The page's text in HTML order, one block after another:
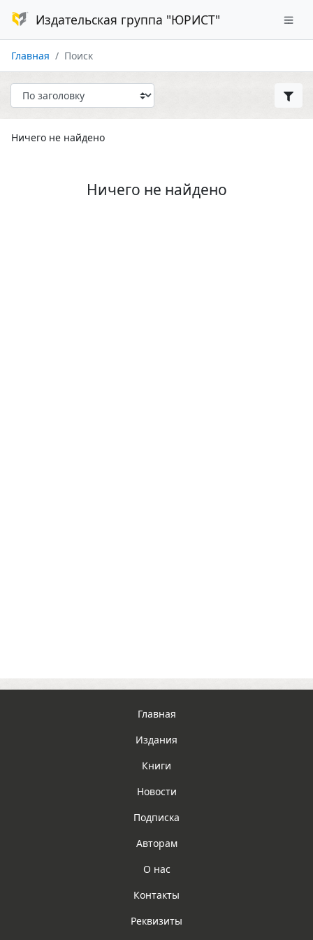
Издательская группа "ЮРИСТ"
Главная Поиск
Ничего не найдено
Ничего не найдено
Главная
Издания
Книги
Новости
Подписка
Авторам
О нас
Контакты
Реквизиты